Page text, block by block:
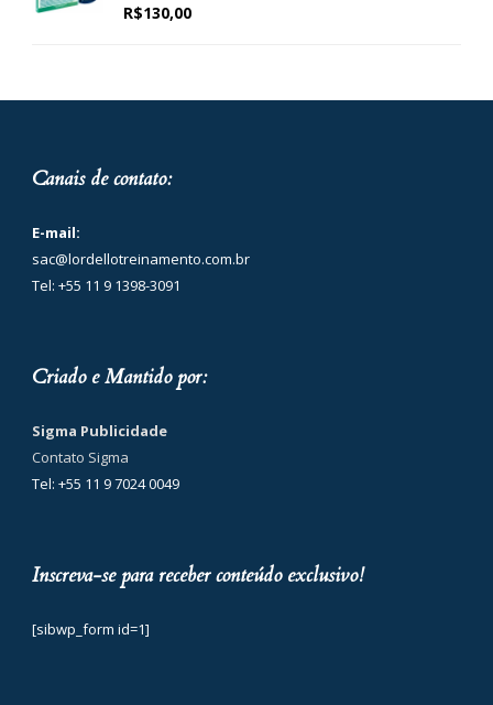
R$130,00
Canais de contato:
E-mail:
sac@lordellotreinamento.com.br
Tel: +55 11 9 1398-3091
Criado e Mantido por:
Sigma Publicidade
Contato Sigma
Tel: +55 11 9 7024 0049
Inscreva-se para receber conteúdo exclusivo!
[sibwp_form id=1]